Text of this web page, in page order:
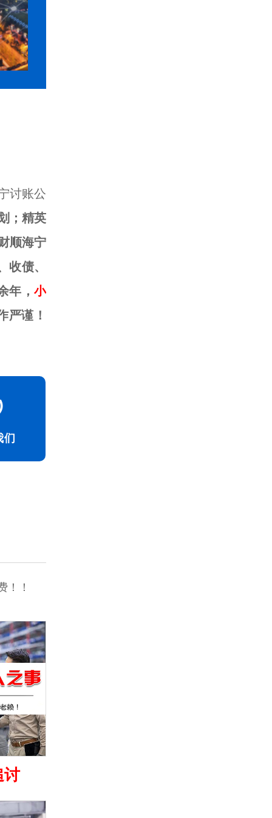
讨账公
；精英
顺海宁
债、
年， 小
严谨！
们
！！
讨